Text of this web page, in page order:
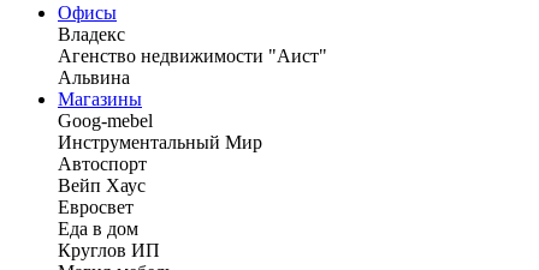
Офисы
Владекс
Агенство недвижимости "Аист"
Альвина
Магазины
Goog-mebel
Инструментальный Мир
Автоспорт
Вейп Хаус
Евросвет
Еда в дом
Круглов ИП